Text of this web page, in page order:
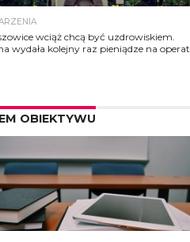
wciąż chcą być uzdrowiskiem.
wydała kolejny raz pieniądze na operat
OBIEKTYWU